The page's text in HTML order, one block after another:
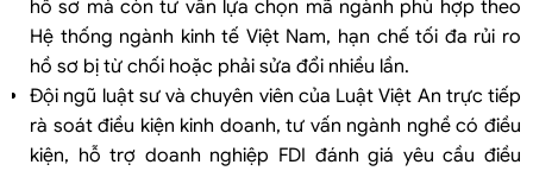
hồ sơ mà còn tư vấn lựa chọn mã ngành phù hợp theo
Hệ thống ngành kinh tế Việt Nam, hạn chế tối đa rủi ro
hồ sơ bị từ chối hoặc phải sửa đổi nhiều lần.
Đội ngũ luật sư và chuyên viên của Luật Việt An trực tiếp
rà soát điều kiện kinh doanh, tư vấn ngành nghề có điều
kiện, hỗ trợ doanh nghiệp FDI đánh giá yêu cầu điều